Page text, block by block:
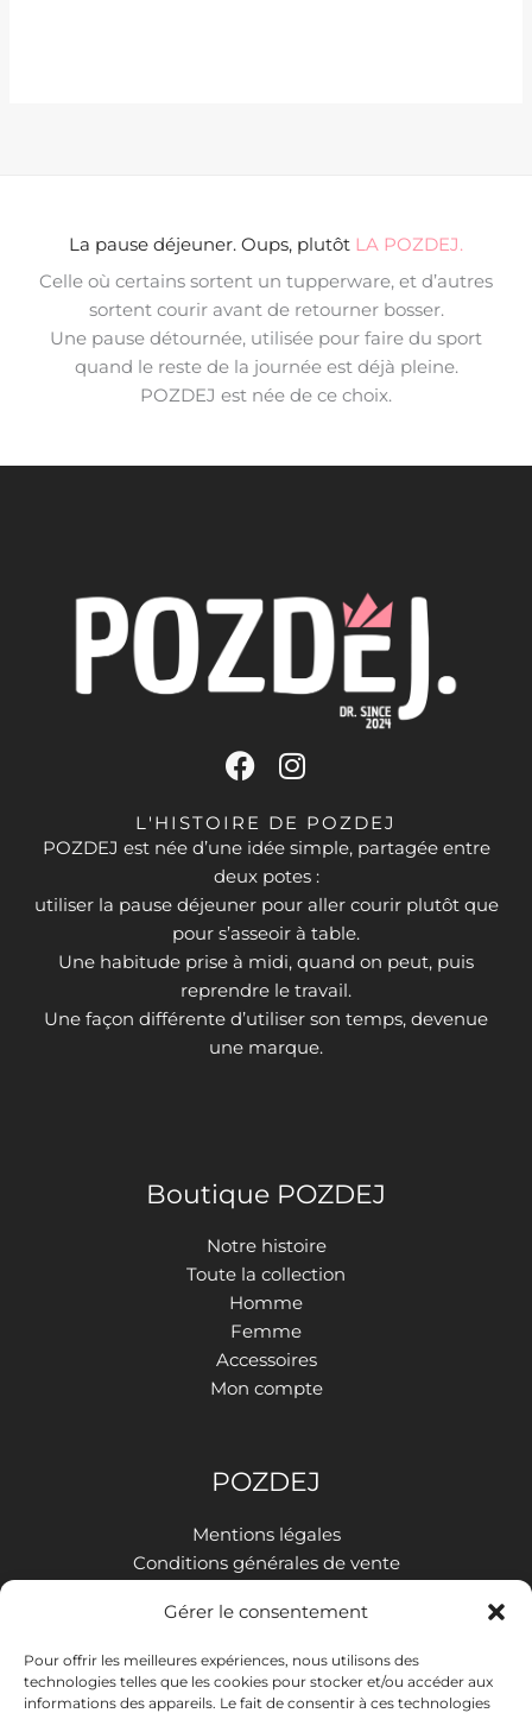
Gérer le consentement
Pour offrir les meilleures expériences, nous utilisons des
technologies telles que les cookies pour stocker et/ou accéder aux
informations des appareils. Le fait de consentir à ces technologies
La pause déjeuner. Oups, plutôt LA POZDEJ.
Celle où certains sortent un tupperware, et d’autres
sortent courir avant de retourner bosser.
Une pause détournée, utilisée pour faire du sport
quand le reste de la journée est déjà pleine.
POZDEJ est née de ce choix.
F
c
e
b
o
o
k
I
s
t
a
g
r
a
m
L'HISTOIRE DE POZDEJ
POZDEJ est née d’une idée simple, partagée entre
deux potes :
utiliser la pause déjeuner pour aller courir plutôt que
pour s’asseoir à table.
Une habitude prise à midi, quand on peut, puis
reprendre le travail.
Une façon différente d’utiliser son temps, devenue
une marque.
Boutique POZDEJ
Notre histoire
Toute la collection
Homme
Femme
Accessoires
Mon compte
POZDEJ
Mentions légales
Conditions générales de vente
Livraison et retours